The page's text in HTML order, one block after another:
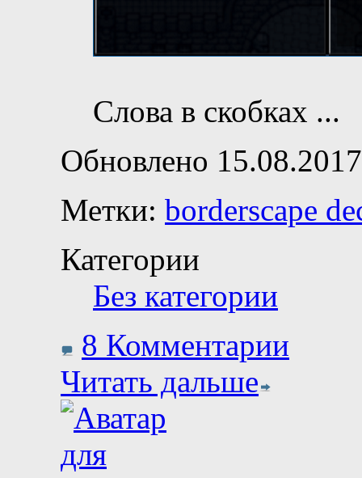
Слова в скобках ...
Обновлено
Метки: borderscape
Категории
Без категории
8 Комментарии
Читать дальше